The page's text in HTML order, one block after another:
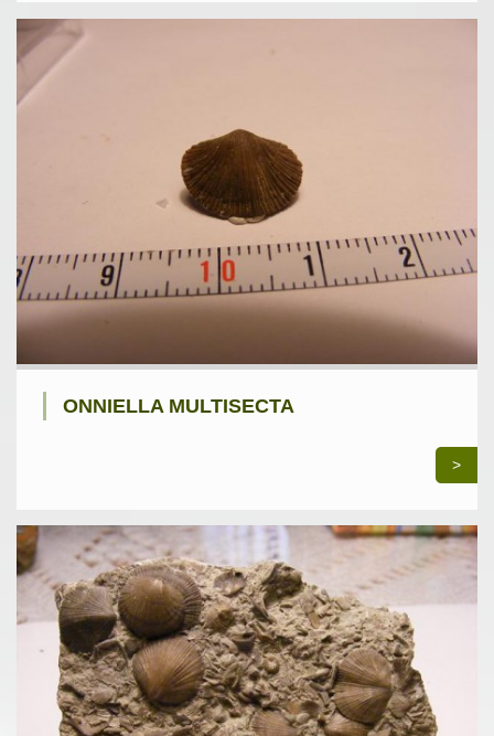
ONNIELLA MULTISECTA
>